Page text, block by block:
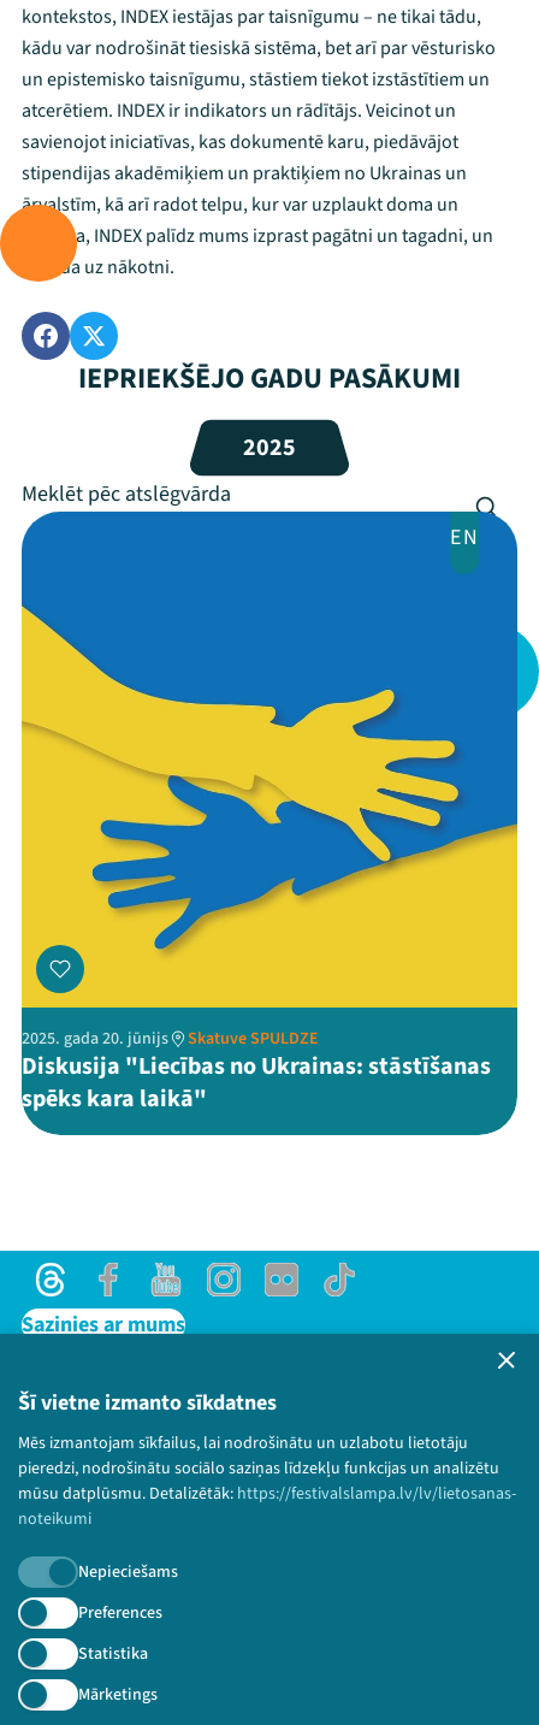
Šī vietne izmanto sīkdatnes
Mēs izmantojam sīkfailus, lai nodrošinātu un uzlabotu lietotāju
pieredzi, nodrošinātu sociālo saziņas līdzekļu funkcijas un analizētu
mūsu datplūsmu. Detalizētāk: https://festivalslampa.lv/lv/lietosanas-
noteikumi
Nepieciešams
Preferences
Statistika
Mārketings
Mana programma
Festivāls
Jaunumi
Ziedo
ThreadsFacebookYoutube
X
kontekstos, INDEX iestājas par taisnīgumu – ne tikai tādu,
kādu var nodrošināt tiesiskā sistēma, bet arī par vēsturisko
un epistemisko taisnīgumu, stāstiem tiekot izstāstītiem un
atcerētiem. INDEX ir indikators un rādītājs. Veicinot un
savienojot iniciatīvas, kas dokumentē karu, piedāvājot
stipendijas akadēmiķiem un praktiķiem no Ukrainas un
ārvalstīm, kā arī radot telpu, kur var uzplaukt doma un
darbība, INDEX palīdz mums izprast pagātni un tagadni, un
norāda uz nākotni.
IEPRIEKŠĒJO GADU PASĀKUMI
2025
EN
2025. gada 20. jūnijs Skatuve SPULDZE
Diskusija "Liecības no Ukrainas: stāstīšanas
spēks kara laikā"
ThreadsFacebookYoutubeInstagram
Flick TikTok
Sazinies ar mums
Lietošanas noteikumi un sīkdatņu politika
Bērnu aizsardzības politika
© 2026 Sarunu festivāls LAMPA Visas tiesības
paturētas.
Piesakies jaunumiem!
Nepalaid garām aktuālāko informāciju!